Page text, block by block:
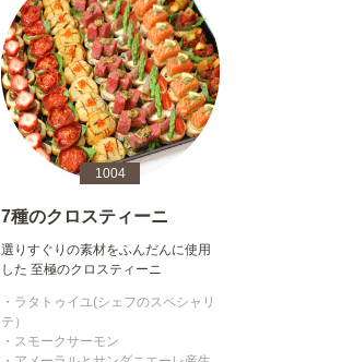
1004
7種のクロスティーニ
選りすぐりの素材をふんだんに使用
した 至極のクロスティーニ
・ラタトゥイユ(シェフのスペシャリ
テ）
・スモークサーモン